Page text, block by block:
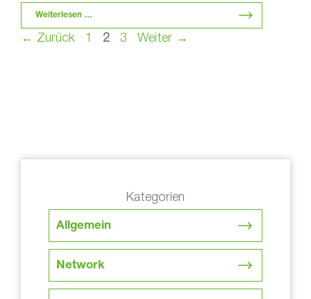
Weiterlesen …
← Zurück Seite
1 Seite
2 Seite
3 Weiter →
Kategorien
Allgemein
Network